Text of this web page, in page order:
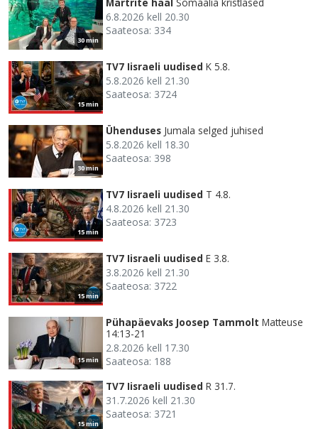
30 min
6.8.2026 kell 20.30
Saateosa: 334
15 min
TV7 Iisraeli uudised K 5.8.
5.8.2026 kell 21.30
Saateosa: 3724
30 min
Ühenduses Jumala selged juhised
5.8.2026 kell 18.30
Saateosa: 398
15 min
TV7 Iisraeli uudised T 4.8.
4.8.2026 kell 21.30
Saateosa: 3723
15 min
TV7 Iisraeli uudised E 3.8.
3.8.2026 kell 21.30
Saateosa: 3722
15 min
Pühapäevaks Joosep Tammolt Matteuse
14:13-21
2.8.2026 kell 17.30
Saateosa: 188
15 min
TV7 Iisraeli uudised R 31.7.
31.7.2026 kell 21.30
Saateosa: 3721